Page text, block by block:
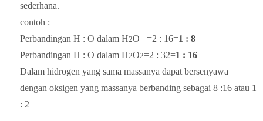
sederhana.
contoh :
Perbandingan H : O dalam H2O =2 : 16=1 : 8
Perbandingan H : O dalam H2O2=2 : 32=1 : 16
Dalam hidrogen yang sama massanya dapat bersenyawa
dengan oksigen yang massanya berbanding sebagai 8 :16 atau 1
: 2